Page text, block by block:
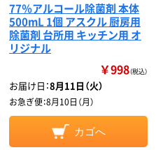
77％アルコール除菌剤 本体
500mL 1個 アスクル 厨房用
除菌剤 台所用 キッチン用 オ
リジナル
￥998（税込）
お届け日：8月11日（火）
お急ぎ便：8月10日（月）
カゴへ